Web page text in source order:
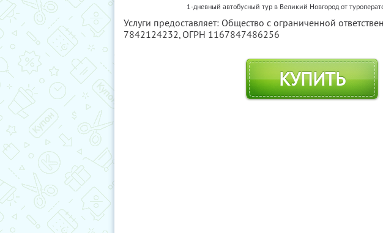
1-дневный автобусный тур в Великий Новгород от
Услуги предоставляет: Общество с ограниченной
7842124232, ОГРН 1167847486256
КУПИТЬ